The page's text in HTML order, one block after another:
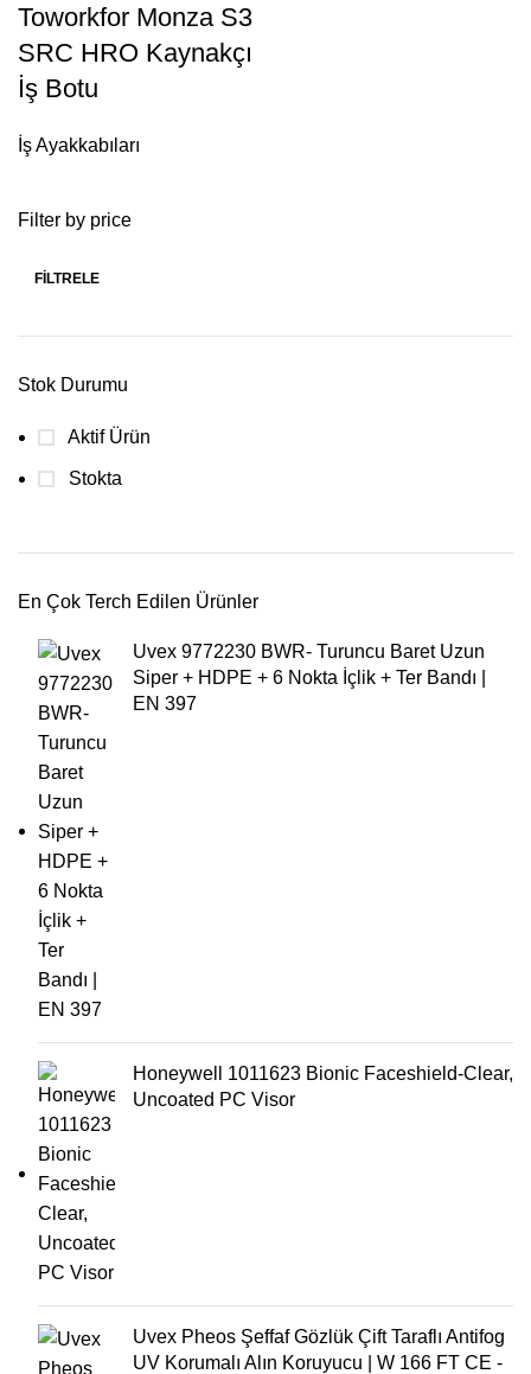
Filter by price
FILTRELE
Stok Durumu
Aktif Ürün
Stokta
En Çok Terch Edilen Ürünler
Uvex 9772230 BWR- Turuncu Baret Uzun
Siper + HDPE + 6 Nokta İçlik + Ter Bandı |
EN 397
Honeywell 1011623 Bionic Faceshield-Clear,
Uncoated PC Visor
Uvex Pheos Şeffaf Gözlük Çift Taraflı Antifog
UV Korumalı Alın Koruyucu | W 166 FT CE -
Toworkfor Monza S3
SRC HRO Kaynakçı
İş Botu
İş Ayakkabıları